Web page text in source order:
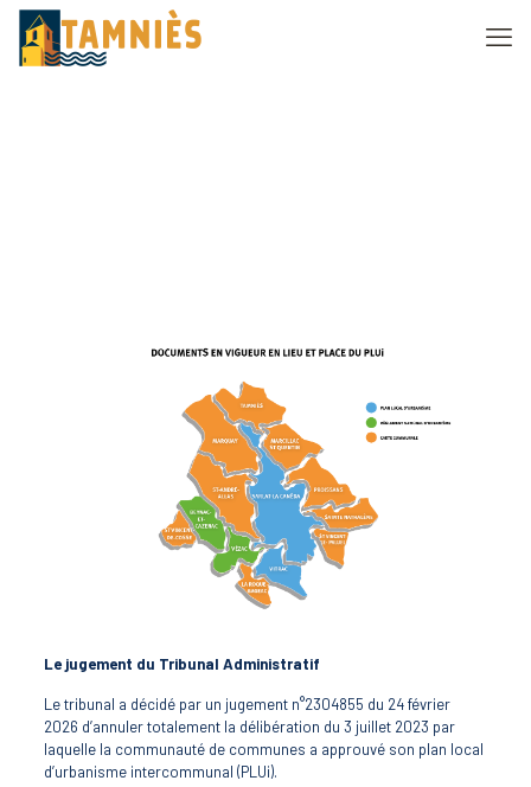
Le jugement du Tribunal Administratif
Le tribunal a décidé par un jugement n°2304855 du 24 février
2026 d’annuler totalement la délibération du 3 juillet 2023 par
laquelle la communauté de communes a approuvé son plan local
d’urbanisme intercommunal (PLUi).